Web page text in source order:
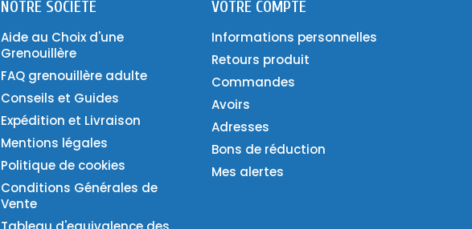
NOTRE SOCIÉTÉ
Aide au Choix d'une
Grenouillère
FAQ grenouillère adulte
Conseils et Guides
Expédition et Livraison
Mentions légales
Politique de cookies
Conditions Générales de
Vente
VOTRE COMPTE
Informations personnelles
Retours produit
Commandes
Avoirs
Adresses
Bons de réduction
Mes alertes